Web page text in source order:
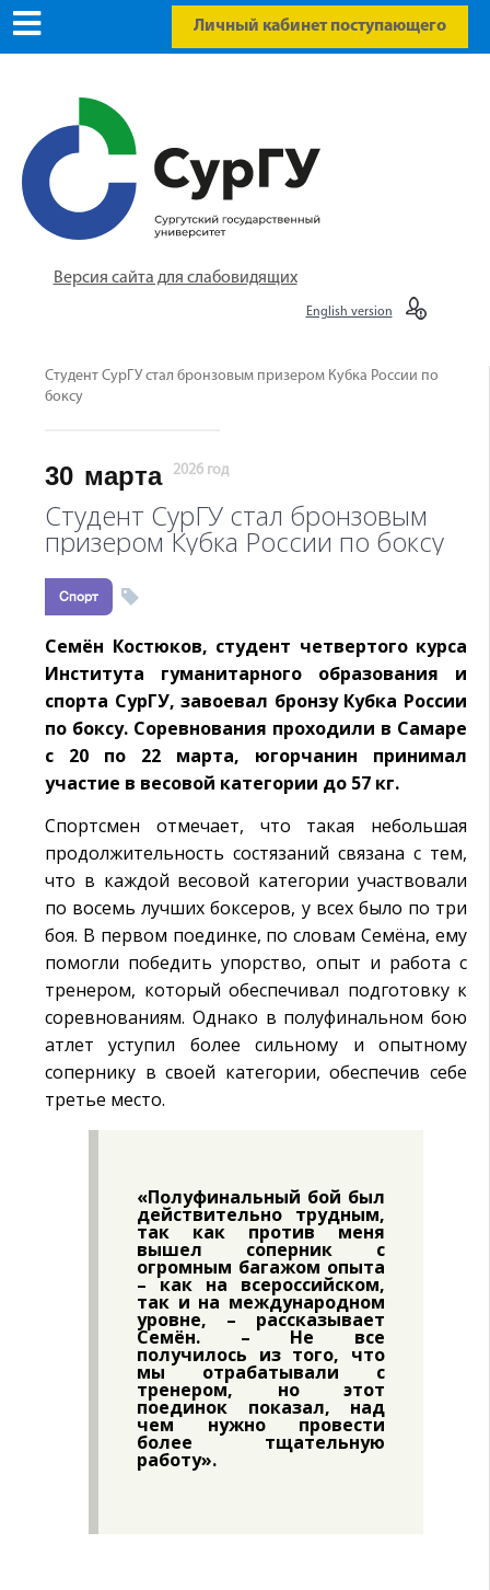
Личный кабинет поступающего
Версия сайта для слабовидящих
English version
Студент СурГУ стал бронзовым призером Кубка России по
боксу
30 марта 2026 год
Студент СурГУ стал бронзовым
призером Кубка России по боксу
Спорт
Семён Костюков, студент четвертого курса
Института гуманитарного образования и
спорта СурГУ, завоевал бронзу Кубка России
по боксу. Соревнования проходили в Самаре
с 20 по 22 марта, югорчанин принимал
участие в весовой категории до 57 кг.
Спортсмен отмечает, что такая небольшая
продолжительность состязаний связана с тем,
что в каждой весовой категории участвовали
по восемь лучших боксеров, у всех было по три
боя. В первом поединке, по словам Семёна, ему
помогли победить упорство, опыт и работа с
тренером, который обеспечивал подготовку к
соревнованиям. Однако в полуфинальном бою
атлет уступил более сильному и опытному
сопернику в своей категории, обеспечив себе
третье место.
«Полуфинальный бой был
действительно трудным,
так как против меня
вышел соперник с
огромным багажом опыта
– как на всероссийском,
так и на международном
уровне, – рассказывает
Семён. – Не все
получилось из того, что
мы отрабатывали с
тренером, но этот
поединок показал, над
чем нужно провести
более тщательную
работу».